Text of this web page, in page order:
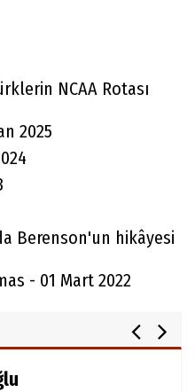
NCAA Rotası
2025
Berenson'un hikâyesi
- 01 Mart 2022
yok